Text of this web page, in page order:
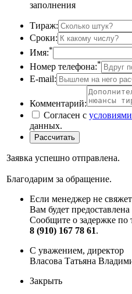
заполнения
Тираж:
Сроки:
Имя:*
Номер телефона:*
E-mail:
Комментарий:
Согласен с условиями
данных.
Заявка успешно отправлена.
Благодарим за обращение.
Если менеджер не
Вам будет
Сообщите о задержке по
8 (910) 167 78 61.
С уважением, директор
Власова Татьяна
Закрыть